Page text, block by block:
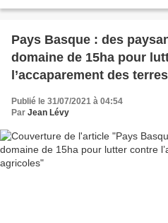
Pays Basque : des
domaine de 15ha pour
l’accaparement des
Publié le 31/07/2021 à 04:54
Par Jean Lévy